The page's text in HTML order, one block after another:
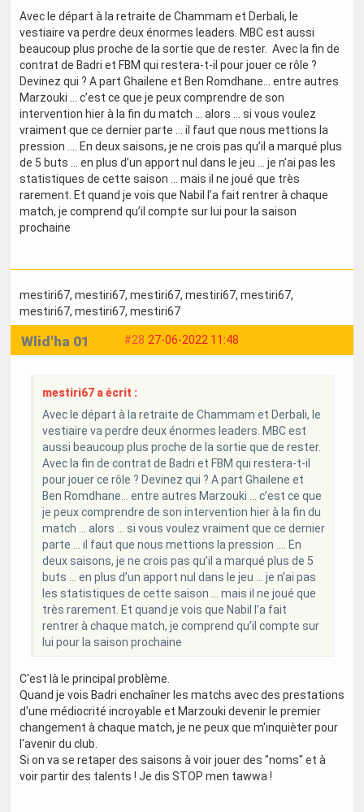
Avec le départ à la retraite de Chammam et Derbali, le
vestiaire va perdre deux énormes leaders. MBC est aussi
beaucoup plus proche de la sortie que de rester. Avec la fin de
contrat de Badri et FBM qui restera-t-il pour jouer ce rôle ?
Devinez qui ? A part Ghailene et Ben Romdhane… entre autres
Marzouki … c’est ce que je peux comprendre de son
intervention hier à la fin du match … alors … si vous voulez
vraiment que ce dernier parte … il faut que nous mettions la
pression …. En deux saisons, je ne crois pas qu’il a marqué plus
de 5 buts … en plus d’un apport nul dans le jeu … je n’ai pas les
statistiques de cette saison … mais il ne joué que très
rarement. Et quand je vois que Nabil l’a fait rentrer à chaque
match, je comprend qu’il compte sur lui pour la saison
prochaine
mestiri67, mestiri67, mestiri67, mestiri67, mestiri67,
mestiri67, mestiri67, mestiri67
#28 27-06-2022 11:48
Wlid'ha 01
mestiri67 a écrit :
Avec le départ à la retraite de Chammam et Derbali, le
vestiaire va perdre deux énormes leaders. MBC est
aussi beaucoup plus proche de la sortie que de rester.
Avec la fin de contrat de Badri et FBM qui restera-t-il
pour jouer ce rôle ? Devinez qui ? A part Ghailene et
Ben Romdhane… entre autres Marzouki … c’est ce que
je peux comprendre de son intervention hier à la fin du
match … alors … si vous voulez vraiment que ce dernier
parte … il faut que nous mettions la pression …. En
deux saisons, je ne crois pas qu’il a marqué plus de 5
buts … en plus d’un apport nul dans le jeu … je n’ai pas
les statistiques de cette saison … mais il ne joué que
très rarement. Et quand je vois que Nabil l’a fait
rentrer à chaque match, je comprend qu’il compte sur
lui pour la saison prochaine
C'est là le principal problème.
Quand je vois Badri enchaîner les matchs avec des prestations
d'une médiocrité incroyable et Marzouki devenir le premier
changement à chaque match, je ne peux que m'inquièter pour
l'avenir du club.
Si on va se retaper des saisons à voir jouer des "noms" et à
voir partir des talents ! Je dis STOP men tawwa !